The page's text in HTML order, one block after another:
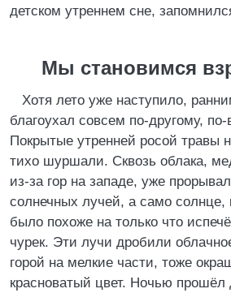
детском утреннем сне,
Мы становимся
Хотя лето уже наступило,
благоухал совсем по-другому, по-
Покрытые утренней росой травы
тихо шуршали. Сквозь облака,
из-за гор на западе, уже
солнечных лучей, а само солнце,
было похоже на только что
чурек. Эти лучи дробили
горой на мелкие части, тоже
красноватый цвет. Ночью прошёл